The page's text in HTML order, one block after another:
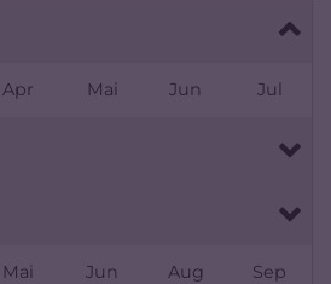
Apr Mai Jun Jul
Mai Jun Aug Sep